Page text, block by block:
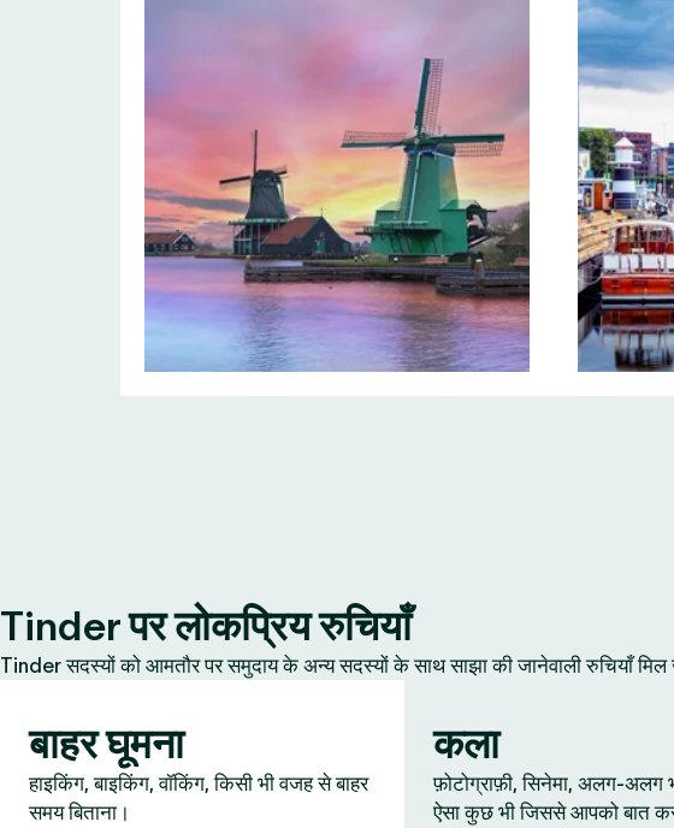
Tinder पर लोकप्रिय रुचियाँ
Tinder सदस्यों को आमतौर पर समुदाय के अन्य सदस्यों के साथ साझा की जानेवाली रुचियाँ मिल
बाहर घूमना
हाइकिंग, बाइकिंग, वॉकिंग, किसी भी वजह से बाहर
समय बिताना।
कला
फ़ोटोग्राफ़ी, सिनेमा, अलग-अलग
ऐसा कुछ भी जिससे आपको बात